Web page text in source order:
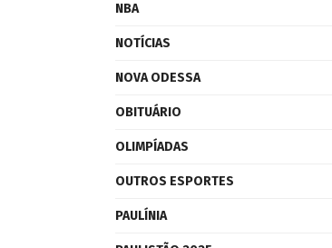
NBA
NOTÍCIAS
NOVA ODESSA
OBITUÁRIO
OLIMPÍADAS
OUTROS ESPORTES
PAULÍNIA